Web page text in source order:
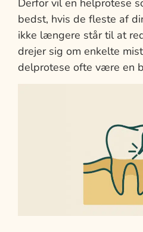
bedst, hvis de fleste af
ikke længere står til at
drejer sig om enkelte
delprotese ofte være en